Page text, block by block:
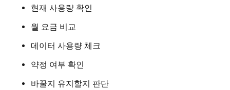
현재 사용량 확인
월 요금 비교
데이터 사용량 체크
약정 여부 확인
바꿀지 유지할지 판단